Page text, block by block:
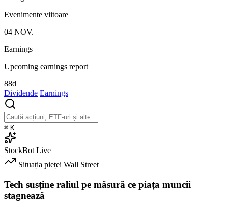
Evenimente viitoare
04 NOV.
Earnings
Upcoming earnings report
88d
Dividende Earnings
⌘ K
StockBot Live
Situația pieței Wall Street
Tech susține raliul pe măsură ce piața muncii
stagnează